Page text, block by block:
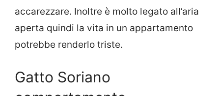
accarezzare. Inoltre è molto legato all’aria
aperta quindi la vita in un appartamento
potrebbe renderlo triste.
Gatto Soriano